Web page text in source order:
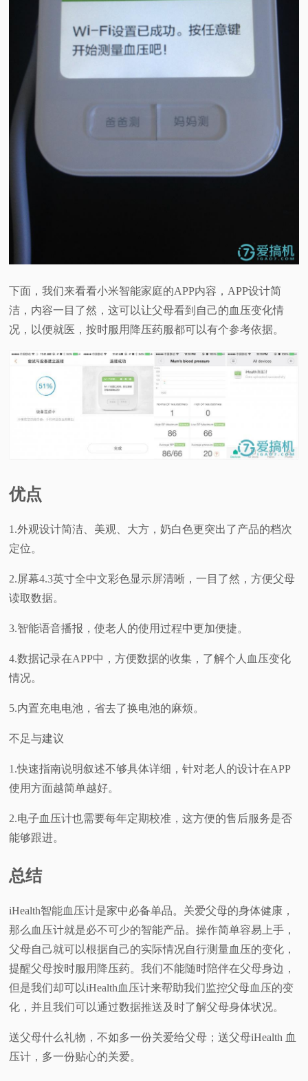
下面，我们来看看小米智能家庭的APP内容，APP设计简
洁，内容一目了然，这可以让父母看到自己的血压变化情
况，以便就医，按时服用降压药服都可以有个参考依据。
优点
1.外观设计简洁、美观、大方，奶白色更突出了产品的档次
定位。
2.屏幕4.3英寸全中文彩色显示屏清晰，一目了然，方便父母
读取数据。
3.智能语音播报，使老人的使用过程中更加便捷。
4.数据记录在APP中，方便数据的收集，了解个人血压变化
情况。
5.内置充电电池，省去了换电池的麻烦。
不足与建议
1.快速指南说明叙述不够具体详细，针对老人的设计在APP
使用方面越简单越好。
2.电子血压计也需要每年定期校准，这方便的售后服务是否
能够跟进。
总结
iHealth智能血压计是家中必备单品。关爱父母的身体健康，
那么血压计就是必不可少的智能产品。操作简单容易上手，
父母自己就可以根据自己的实际情况自行测量血压的变化，
提醒父母按时服用降压药。我们不能随时陪伴在父母身边，
但是我们却可以iHealth血压计来帮助我们监控父母血压的变
化，并且我们可以通过数据推送及时了解父母身体状况。
送父母什么礼物，不如多一份关爱给父母；送父母iHealth 血
压计，多一份贴心的关爱。